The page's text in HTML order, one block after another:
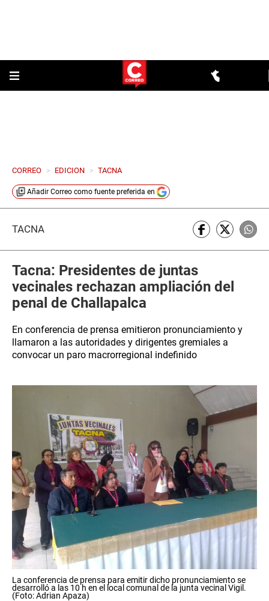
CORREO > EDICION > TACNA
Añadir Correo como fuente preferida en
TACNA
Tacna: Presidentes de juntas
vecinales rechazan ampliación del
penal de Challapalca
En conferencia de prensa emitieron pronunciamiento y
llamaron a las autoridades y dirigentes gremiales a
convocar un paro macrorregional indefinido
La conferencia de prensa para emitir dicho pronunciamiento se
desarrolló a las 10 h en el local comunal de la junta vecinal Vigil.
(Foto: Adrian Apaza)